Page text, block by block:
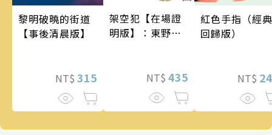
黎明破曉的街道
【事後清晨版】
NT$ 315
架空犯【在場證
明版】：東野圭
蝠》系列重磅新
NT$ 435
紅色手指（經典
回歸版）
NT$